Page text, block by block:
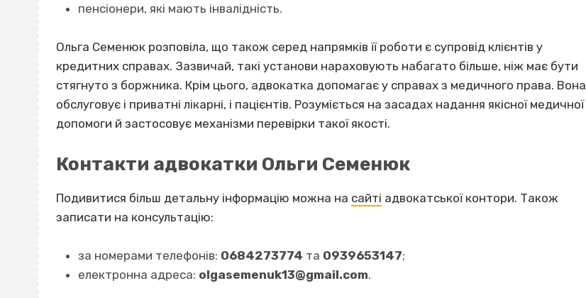
пенсіонери, які мають інвалідність.
Ольга Семенюк розповіла, що також серед напрямків її роботи є супровід клієнтів у
кредитних справах. Зазвичай, такі установи нараховують набагато більше, ніж має бути
стягнуто з боржника. Крім цього, адвокатка допомагає у справах з медичного права. Вона
обслуговує і приватні лікарні, і пацієнтів. Розуміється на засадах надання якісної медичної
допомоги й застосовує механізми перевірки такої якості.
Контакти адвокатки Ольги Семенюк
Подивитися більш детальну інформацію можна на сайті адвокатської контори. Також
записати на консультацію:
за номерами телефонів: 0684273774 та 0939653147;
електронна адреса: olgasemenuk13@gmail.com.